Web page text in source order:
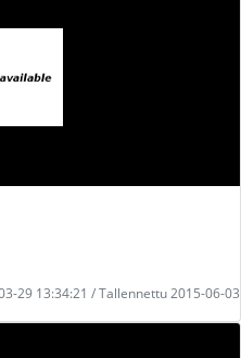
29 13:34:21 / Tallennettu 2015-06-03